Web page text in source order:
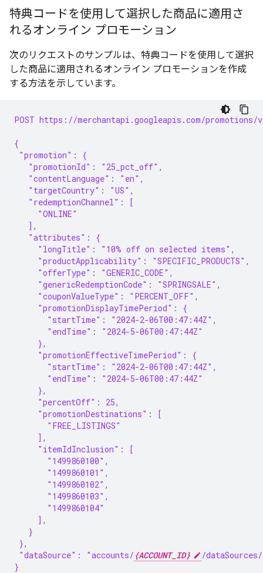
特典コードを使用して選択した商品に適用さ
れるオンライン プロモーション
次のリクエストのサンプルは、特典コードを使用して選択
した商品に適用されるオンライン プロモーションを作成
する方法を示しています。
POST https://merchantapi.googleapis.com/promotions/
{
"promotion": {
   "promotionId": "25_pct_off",
   "contentLanguage": "en",
   "targetCountry": "US",
   "redemptionChannel": [
     "ONLINE"
   ],
   "attributes": {
     "longTitle": "10% off on selected items",
     "productApplicability": "SPECIFIC_PRODUCTS",
     "offerType": "GENERIC_CODE",
     "genericRedemptionCode": "SPRINGSALE",
     "couponValueType": "PERCENT_OFF",
     "promotionDisplayTimePeriod": {
       "startTime": "2024-2-06T00:47:44Z",
       "endTime": "2024-5-06T00:47:44Z"
     },
     "promotionEffectiveTimePeriod": {
       "startTime": "2024-2-06T00:47:44Z",
       "endTime": "2024-5-06T00:47:44Z"
     },
     "percentOff": 25,
     "promotionDestinations": [
       "FREE_LISTINGS"
     ],
     "itemIdInclusion": [
       "1499860100",
       "1499860101",
       "1499860102",
       "1499860103",
       "1499860104"
     ],
   }
},
"dataSource": "accounts/ {ACCOUNT_ID}
/dataSources/
}